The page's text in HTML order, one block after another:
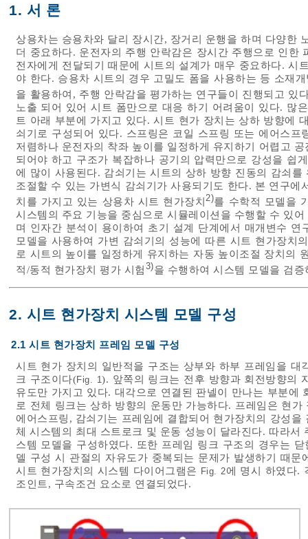
1. 서 론
상용차는 승용차와 달리 장시간, 장거리 운행을 하며 다양한
더 중요하다. 운전자의 주행 안락감은 장시간 주행으로 인한
전자에게 전달되기 때문에 시트의 설계가 매우 중요하다. 시
야 한다. 승용차 시트의 경우 고밀도 폼을 사용하는 등 소재
을 활용하여, 주행 안락감을 평가하는 연구들이 진행되고 있
노출 되어 있어 시트 폼만으로 대응 하기 어려움이 있다. 많
트 아래 부분에 가지고 있다. 시트 현가 장치는 상하 방향에
쇠기로 구성되어 있다. 스프링은 코일 스프링 또는 에어스
저렴하나 운전자의 착좌 높이를 일정하게 유지하기 어렵고
되어야 하고 구조가 복잡하나 공기의 압력만으로 강성을 쉽
에 많이 사용된다. 감쇠기는 시트의 상하 방향 진동의 감쇠
조절할 수 있는 가변식 감쇠기가 사용되기도 한다. 본 연구
치를 가지고 있는 상용차 시트 현가장치2)를 수학적 모델을
시스템의 주요 기능을 중심으로 시뮬레이션을 수행할 수 있
며 인자간 분석이 용이하여 초기 설계 단계에서 매개변수
모델을 사용하여 가변 감쇠기의 성능에 따른 시트 현가장치
로 시트의 높이를 일정하게 유지하는 자동 높이조절 장치의
적/동적 현가장치 평가 시험 3)을 수행하여 시스템 모델을 검증
2. 시트 현가장치 시스템 모델 구성
2.1 시트 현가장치 프레임 모델 구성
시트 현가 장치의 일반적을 구조는 상부와 하부 프레임을
크 구조이다(Fig. 1). 앞쪽의 링크는 전후 방향과 회전방향의
유도만 가지고 있다. 대각으로 연결된 판넬이 만나는 부분에
로 전체 링크는 상하 방향의 운동만 가능하다. 프레임은 현
에어스프링, 감쇠기는 프레임에 결합되어 현가장치의 강성
체 시스템의 최대 스트로크 및 운동 성능이 달라진다. 따라
스템 모델을 구성하였다. 또한 프레임 링크 구조의 경우는
델 구성 시 관절의 자유도가 중복되는 문제가 발생하기 때
시트 현가장치의 시스템 다이어그램은 Fig. 2에 명시 하였다.
조인트, 구속조건 요소로 연결되었다.